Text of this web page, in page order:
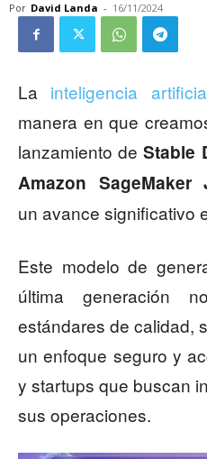
Por David Landa - 16/11/2024
La inteligencia
manera en que
lanzamiento deStable
Amazon SageMaker
un avance significativo
Este modelo de
última generación
estándares de calidad,
un enfoque seguro y
y startups que buscan
sus operaciones.